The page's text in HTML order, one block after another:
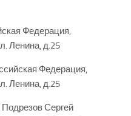
Федерация,
Ленина, д.25
Федерация,
Ленина, д.25
Подрезов Сергей